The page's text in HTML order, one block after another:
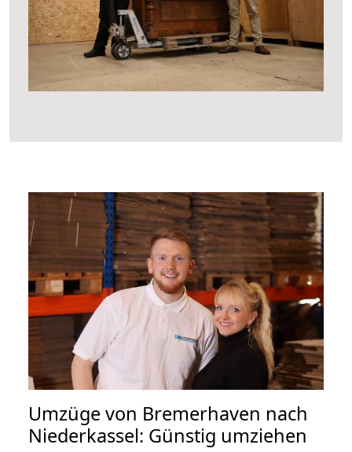
Umzüge von Bremerhaven nach
Niederkassel: Günstig umziehen